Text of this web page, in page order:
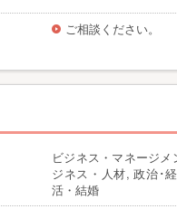
ご相談ください。
ビジネス・マネージ
ジネス・人材, 政治･
活・結婚